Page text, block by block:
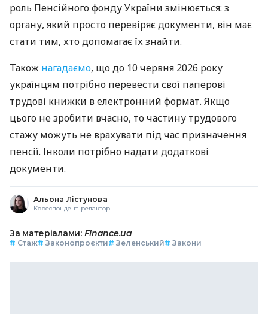
роль Пенсійного фонду України змінюється: з
органу, який просто перевіряє документи, він має
стати тим, хто допомагає їх знайти.
Також нагадаємо, що до 10 червня 2026 року
українцям потрібно перевести свої паперові
трудові книжки в електронний формат. Якщо
цього не зробити вчасно, то частину трудового
стажу можуть не врахувати під час призначення
пенсії. Інколи потрібно надати додаткові
документи.
Альона Лістунова
Кореспондент-редактор
За матеріалами: Finance.ua
# Стаж# Законопроєкти# Зеленський# Закони